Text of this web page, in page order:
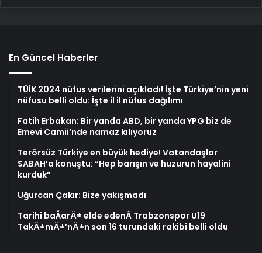
En Güncel Haberler
TÜİK 2024 nüfus verilerini açıkladı! İşte Türkiye’nin yeni
nüfusu belli oldu: İşte il il nüfus dağılımı
Fatih Erbakan: Bir yanda ABD, bir yanda YPG biz de
Emevi Camii’nde namaz kılıyoruz
Terörsüz Türkiye en büyük hediye! Vatandaşlar
SABAH’a konuştu: “Hep barışın ve huzurun hayalini
kurduk”
Uğurcan Çakır: Bize yakışmadı
Tarihi baÅarÄ± elde edenÂ Trabzonspor U19
TakÄ±mÄ±’nÄ±n son 16 turundaki rakibi belli oldu